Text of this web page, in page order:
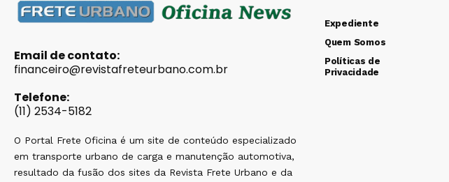
Email de contato:
financeiro@revistafreteurbano.com.br
Telefone:
(11) 2534-5182
O Portal Frete Oficina é um site de conteúdo especializado
em transporte urbano de carga e manutenção automotiva,
resultado da fusão dos sites da Revista Frete Urbano e da
Expediente
Quem Somos
Políticas de
Privacidade